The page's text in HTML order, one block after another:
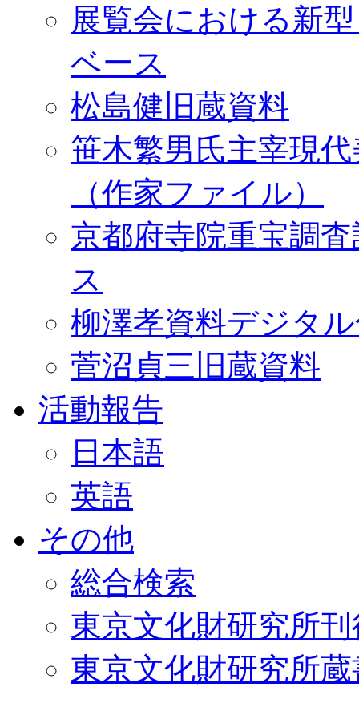
展覧会における新
ベース
松島健旧蔵資料
笹木繁男氏主宰現
（作家ファイル）
京都府寺院重宝調
ス
柳澤孝資料デジタ
菅沼貞三旧蔵資料
活動報告
日本語
英語
その他
総合検索
東京文化財研究所
東京文化財研究所